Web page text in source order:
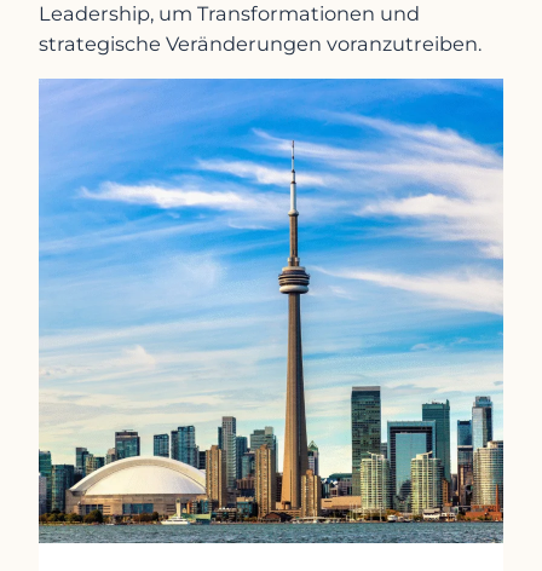
Leadership, um Transformationen und
strategische Veränderungen voranzutreiben.